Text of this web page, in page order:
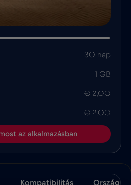
30 nap
1 GB
€ 2,00
€ 2.00
az alkalmazásban
Kompatibilitás Ország